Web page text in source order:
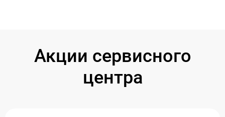
Акции сервисного
центра